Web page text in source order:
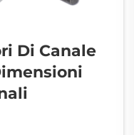
Di Canale